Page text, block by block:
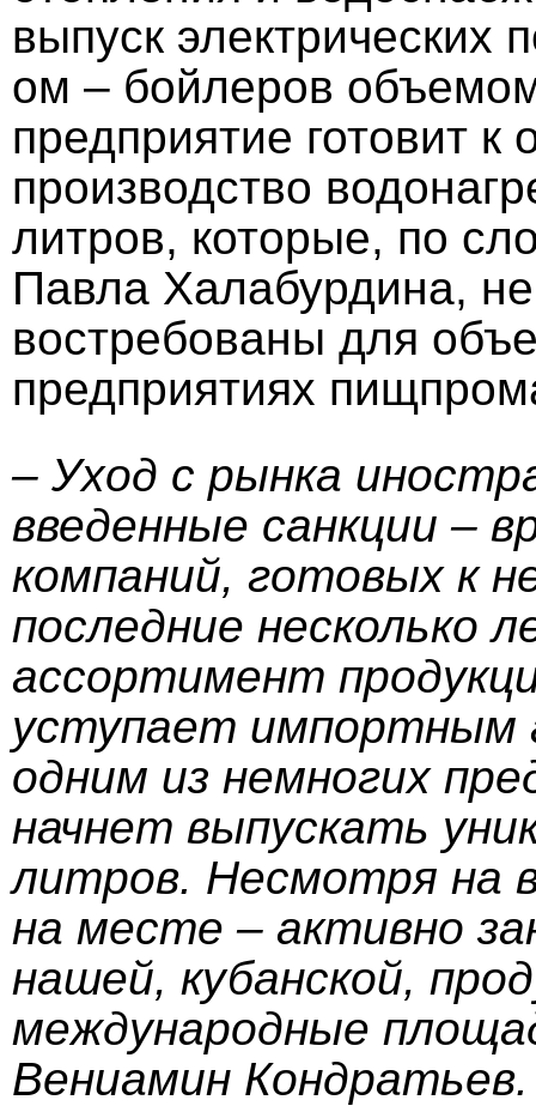
выпуск электрических
ом – бойлеров
предприятие готовит
производство
литров, которые, по
Павла Халабурдина,
востребованы для
предприятиях
– Уход с рынка
введенные санкции –
компаний, готовых к
последние несколько
ассортимент
уступает импортным
одним из немногих
начнет выпускать
литров. Несмотря на
на месте – активно
нашей, кубанской,
международные
Вениамин Кондратьев.